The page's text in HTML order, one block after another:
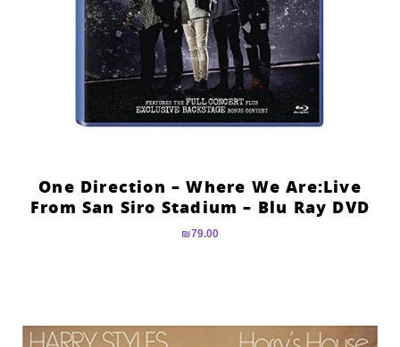
One Direction – Where We Are:Live
From San Siro Stadium – Blu Ray DVD
₪79.00